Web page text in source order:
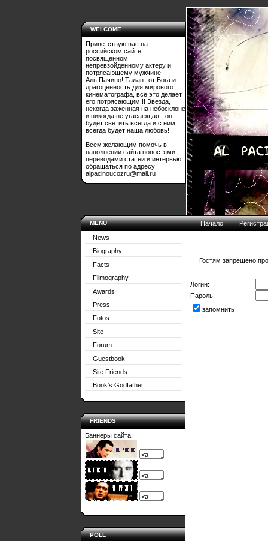
WELCOME
Приветствую вас на
российском сайте,
посвященном
непревзойденному актеру и
потрясающему мужчине -
Аль Пачино! Талант от Бога и
драгоценность для мирового
кинематографа, все это делает
его потрясающим!!! Звезда,
некогда заженная на небосклоне
и никогда не угасающая - он
будет светить всегда и с ним
всегда будет наша любовь!!!
Всем желающим помочь в
наполнении сайта новостями,
переводами статей и интервью
обращаться по адресу:
alpacinoucozru@mail.ru
MENU
News
Biography
Facts
Filmography
Awards
Press
Fotos
Site
Forum
Guestbook
Site Friends
Book's Godfather
FRIENDS
Баннеры сайта:
POLL
Начало
Гостям запрещено
Логин:
Пароль:
запомнить